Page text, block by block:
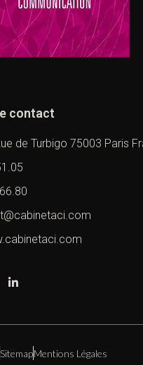
contact
de Turbigo 75003 Paris
SitemapMentions Légales